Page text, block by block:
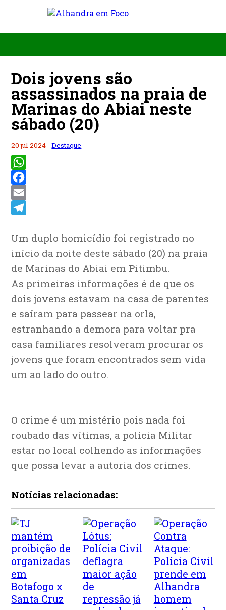
Dois jovens são
assassinados na praia de
Marinas do Abiai neste
sábado (20)
20 jul 2024 -Destaque
WhatsApp
Facebook
Email
Um duplo homicídio foi registrado no
início da noite deste sábado (20) na praia
de Marinas do Abiai em Pitimbu.
As primeiras informações é de que os
dois jovens estavam na casa de parentes
e saíram para passear na orla,
estranhando a demora para voltar pra
casa familiares resolveram procurar os
jovens que foram encontrados sem vida
um ao lado do outro.
O crime é um mistério pois nada foi
roubado das vítimas, a polícia Militar
estar no local colhendo as informações
que possa levar a autoria dos crimes.
Notícias relacionadas: